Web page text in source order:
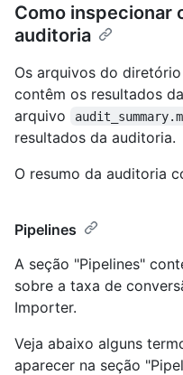
Como inspecionar
auditoria
Os arquivos do
contêm os resultados
arquivo
resultados da auditoria.
O resumo da auditoria
Pipelines
A seção "Pipelines"
sobre a taxa de
Importer.
Veja abaixo alguns
aparecer na seção